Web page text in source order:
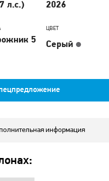
л.с.) 2026
5
ЦВЕТ
Серый
информация